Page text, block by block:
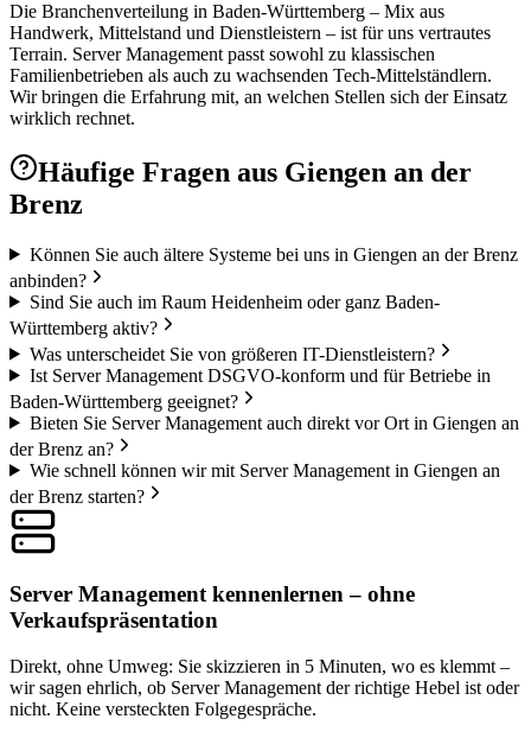
Die Branchenverteilung in Baden-Württemberg – Mix aus
Handwerk, Mittelstand und Dienstleistern – ist für uns vertrautes
Terrain. Server Management passt sowohl zu klassischen
Familienbetrieben als auch zu wachsenden Tech-Mittelständlern.
Wir bringen die Erfahrung mit, an welchen Stellen sich der Einsatz
wirklich rechnet.
Häufige Fragen aus Giengen an der
Brenz
Können Sie auch ältere Systeme bei uns in Giengen an der Brenz
anbinden?
Sind Sie auch im Raum Heidenheim oder ganz Baden-
Württemberg aktiv?
Was unterscheidet Sie von größeren IT-Dienstleistern?
Ist Server Management DSGVO-konform und für Betriebe in
Baden-Württemberg geeignet?
Bieten Sie Server Management auch direkt vor Ort in Giengen an
der Brenz an?
Wie schnell können wir mit Server Management in Giengen an
der Brenz starten?
Server Management kennenlernen – ohne
Verkaufspräsentation
Direkt, ohne Umweg: Sie skizzieren in 5 Minuten, wo es klemmt –
wir sagen ehrlich, ob Server Management der richtige Hebel ist oder
nicht. Keine versteckten Folgegespräche.